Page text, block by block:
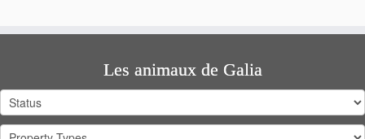
Les animaux de Galia